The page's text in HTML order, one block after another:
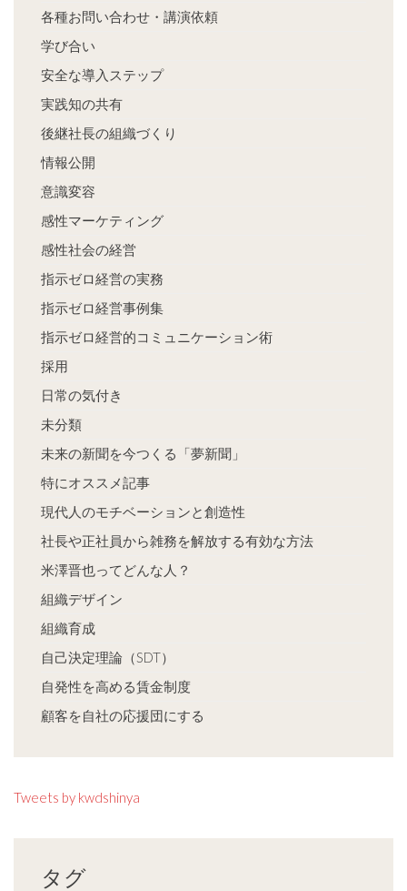
各種お問い合わせ・講演依頼
学び合い
安全な導入ステップ
実践知の共有
後継社長の組織づくり
情報公開
意識変容
感性マーケティング
感性社会の経営
指示ゼロ経営の実務
指示ゼロ経営事例集
指示ゼロ経営的コミュニケーション術
採用
日常の気付き
未分類
未来の新聞を今つくる「夢新聞」
特にオススメ記事
現代人のモチベーションと創造性
社長や正社員から雑務を解放する有効な方法
米澤晋也ってどんな人？
組織デザイン
組織育成
自己決定理論（SDT）
自発性を高める賃金制度
顧客を自社の応援団にする
Tweets by kwdshinya
タグ